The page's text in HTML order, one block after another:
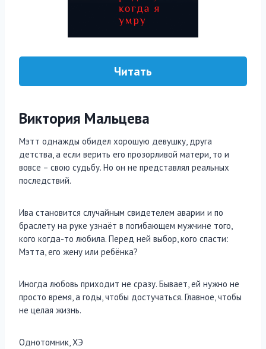
Читать
Виктория Мальцева
Мэтт однажды обидел хорошую девушку, друга
детства, а если верить его прозорливой матери, то и
вовсе – свою судьбу. Но он не представлял реальных
последствий.
Ива становится случайным свидетелем аварии и по
браслету на руке узнаёт в погибающем мужчине того,
кого когда-то любила. Перед ней выбор, кого спасти:
Мэтта, его жену или ребёнка?
Иногда любовь приходит не сразу. Бывает, ей нужно не
просто время, а годы, чтобы достучаться. Главное, чтобы
не целая жизнь.
Однотомник, ХЭ